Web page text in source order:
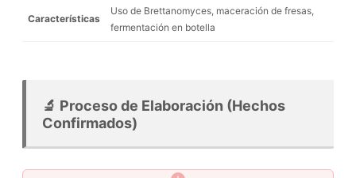
Características
Uso de Brettanomyces, maceración de fresas,
fermentación en botella
🔬 Proceso de Elaboración (Hechos
Confirmados)